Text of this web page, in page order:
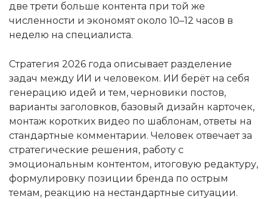
две трети больше контента при той же
численности и экономят около 10–12 часов в
неделю на специалиста.
Стратегия 2026 года описывает разделение
задач между ИИ и человеком. ИИ берёт на себя
генерацию идей и тем, черновики постов,
варианты заголовков, базовый дизайн карточек,
монтаж коротких видео по шаблонам, ответы на
стандартные комментарии. Человек отвечает за
стратегические решения, работу с
эмоциональным контентом, итоговую редактуру,
формулировку позиции бренда по острым
темам, реакцию на нестандартные ситуации.